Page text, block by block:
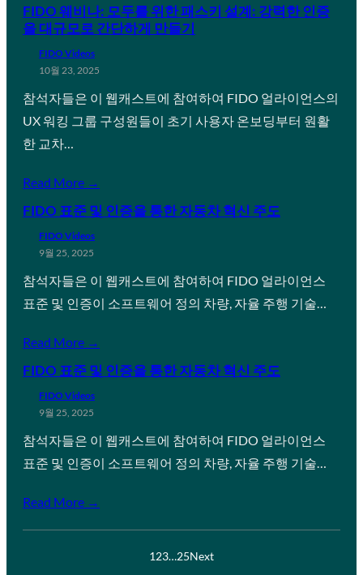
FIDO 웨비나: 모두를 위한 패스키 설계: 강력한 인증
을 대규모로 간단하게 만들기
FIDO Videos
10월 23, 2025
참석자들은 이 웹캐스트에 참여하여 FIDO 얼라이언스의
UX 워킹 그룹 구성원들이 초기 사용자 온보딩부터 원활
한 교차…
Read More →
FIDO 표준 및 인증을 통한 자동차 혁신 주도
FIDO Videos
9월 25, 2025
참석자들은 이 웹캐스트에 참여하여 FIDO 얼라이언스
표준 및 인증이 소프트웨어 정의 차량, 자율 주행 기술…
Read More →
FIDO 표준 및 인증을 통한 자동차 혁신 주도
FIDO Videos
9월 25, 2025
참석자들은 이 웹캐스트에 참여하여 FIDO 얼라이언스
표준 및 인증이 소프트웨어 정의 차량, 자율 주행 기술…
Read More →
123…25Next